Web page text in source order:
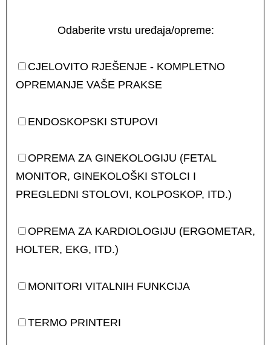
Odaberite vrstu uređaja/opreme:
CJELOVITO RJEŠENJE - KOMPLETNO
OPREMANJE VAŠE PRAKSE
ENDOSKOPSKI STUPOVI
OPREMA ZA GINEKOLOGIJU (FETAL
MONITOR, GINEKOLOŠKI STOLCI I
PREGLEDNI STOLOVI, KOLPOSKOP, ITD.)
OPREMA ZA KARDIOLOGIJU (ERGOMETAR,
HOLTER, EKG, ITD.)
MONITORI VITALNIH FUNKCIJA
TERMO PRINTERI